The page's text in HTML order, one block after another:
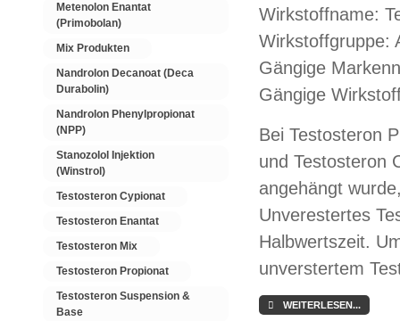
Wirkstoffname:
Wirkstoffgruppe:
Gängige
Gängige
Bei Testosteron
und Testosteron
angehängt
Unverestertes
Halbwertszeit.
unverstertem
WEITERLESEN...
Metenolon Enantat
(Primobolan)
Mix Produkten
Nandrolon Decanoat (Deca
Durabolin)
Nandrolon Phenylpropionat
(NPP)
Stanozolol Injektion
(Winstrol)
Testosteron Cypionat
Testosteron Enantat
Testosteron Mix
Testosteron Propionat
Testosteron Suspension &
Base